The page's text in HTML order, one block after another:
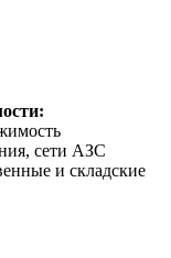
сети АЗС
и складские